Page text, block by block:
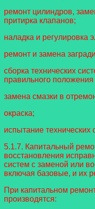
ремонт цилиндров,
притирка клапанов;
наладка и регулировка
ремонт и замена
сборка технических
правильного положения
замена смазки в
окраска;
испытание технических
5.1.7. Капитальный
восстановления
систем с заменой или
включая базовые, и их
При капитальном
производятся: